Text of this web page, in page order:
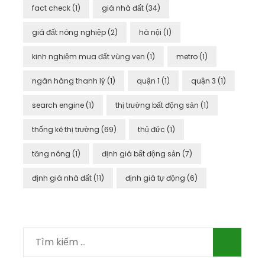
fact check (1) giá nhà đất (34)
giá đất nông nghiệp (2) hà nội (1)
kinh nghiệm mua đất vùng ven (1) metro (1)
ngân hàng thanh lý (1) quận 1 (1) quận 3 (1)
search engine (1) thị trường bất động sản (1)
thống kê thị trường (69) thủ đức (1)
tăng nóng (1) định giá bất động sản (7)
định giá nhà đất (11) định giá tự động (6)
Tìm
kiếm